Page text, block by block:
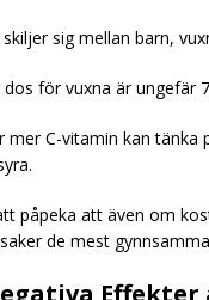
sig mellan barn,
för vuxna är ungefär
mer C-vitamin kan
påpeka att även om
de mest
Effekter